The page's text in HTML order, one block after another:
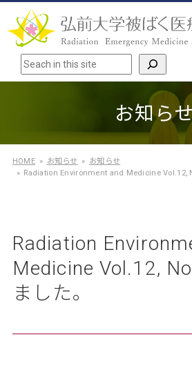
検索
お知らせ
HOME お知らせ
お知らせ
Radiation Environment and Medicine Vol.12,
Radiation
Medicine Vol.12,
ました。